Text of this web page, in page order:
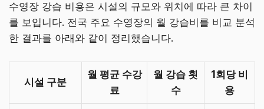
수영장 강습 비용은 시설의 규모와 위치에 따라 큰 차이
를 보입니다. 전국 주요 수영장의 월 강습비를 비교 분석
한 결과를 아래와 같이 정리했습니다.
시설 구분
월 평균 수강
료
월 강습 횟
수
1회당 비
용